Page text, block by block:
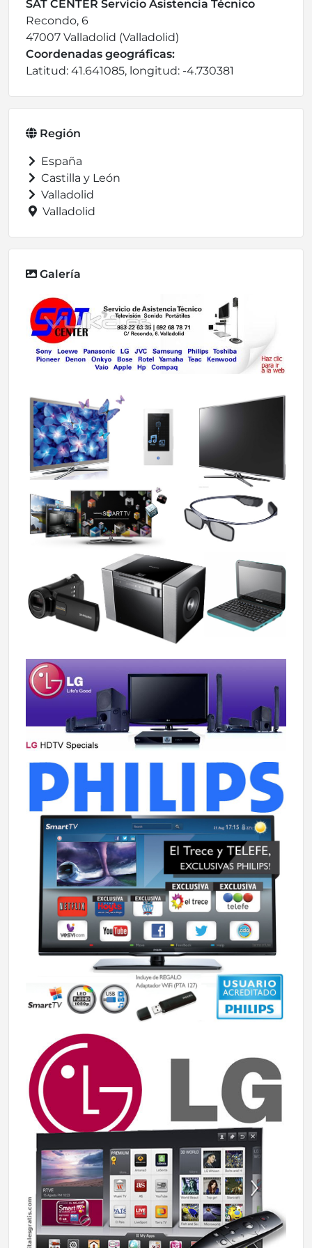
SAT CENTER Servicio Asistencia Técnico
Recondo, 6
47007 Valladolid (Valladolid)
Coordenadas geográficas:
Latitud: 41.641085, longitud: -4.730381
Región
España
Castilla y León
Valladolid
Valladolid
Galería